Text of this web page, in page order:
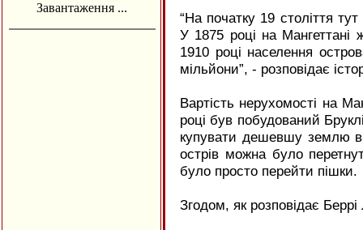
Завантаження ...
“На початку 19 століття
У 1875 році на
1910 році населення
мільйони”, - розповідає
Вартість нерухомості на
році був побудований
купувати дешевшу землю в
острів можна було
було просто перейти пішки.
Згодом, як розповідає